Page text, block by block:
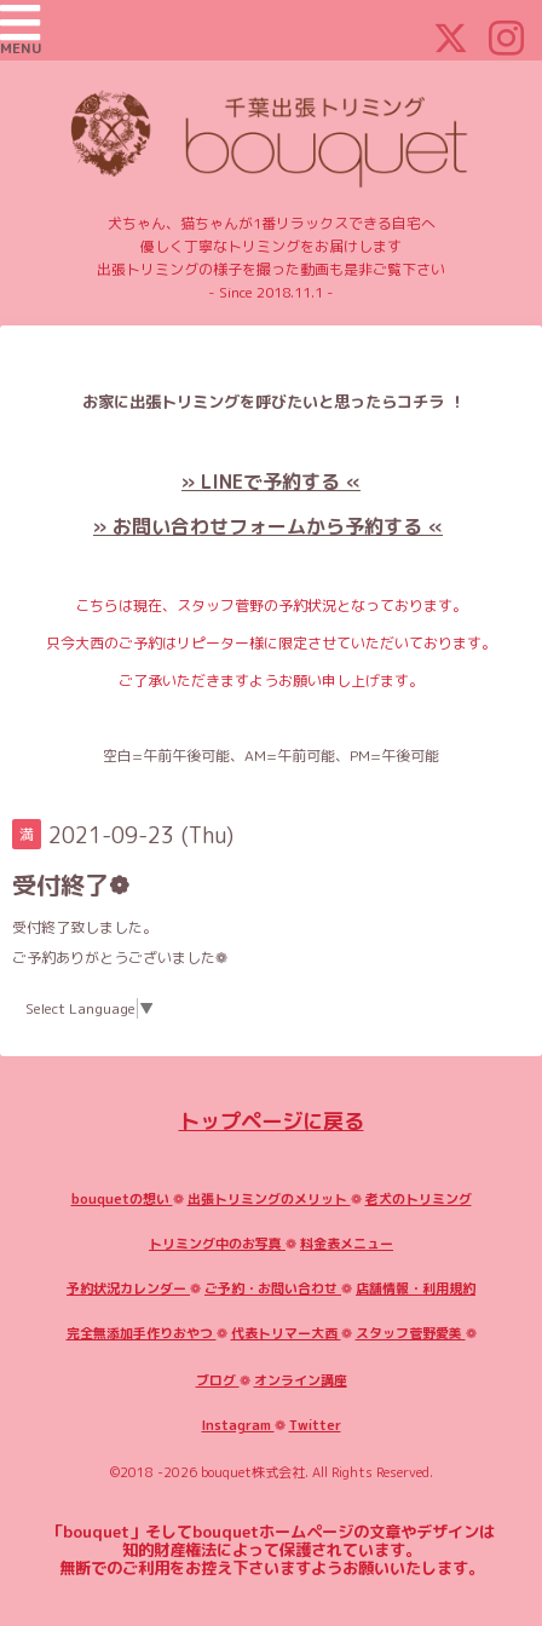
MENU
犬ちゃん、猫ちゃんが1番リラックスできる自宅へ
優しく丁寧なトリミングをお届けします
出張トリミングの様子を撮った動画も是非ご覧下さい
- Since 2018.11.1 -
お家に出張トリミングを呼びたいと思ったらコチラ ！
» LINEで予約する «
» お問い合わせフォームから予約する «
こちらは現在、スタッフ菅野の予約状況となっております。
只今大西のご予約はリピーター様に限定させていただいております。
ご了承いただきますようお願い申し上げます。
空白=午前午後可能、AM=午前可能、PM=午後可能
満 2021-09-23 (Thu)
受付終了❁
受付終了致しました。
ご予約ありがとうございました❁
Select Language ▼
トップページに戻る
bouquetの想い ❁ 出張トリミングのメリット ❁老犬のトリミング
トリミング中のお写真 ❁料金表メニュー
予約状況カレンダー ❁ ご予約・お問い合わせ ❁ 店舗情報・利用規約
完全無添加手作りおやつ ❁代表トリマー大西❁ スタッフ菅野愛美 ❁
ブログ❁ オンライン講座
Instagram ❁Twitter
©2018 -2026 bouquet株式会社. All Rights Reserved.
「bouquet」そしてbouquetホームページの文章やデザインは
知的財産権法によって保護されています。
無断でのご利用をお控え下さいますようお願いいたします。